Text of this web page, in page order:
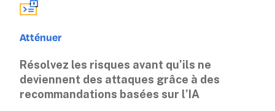
Atténuer
Résolvez les risques avant qu’ils ne
deviennent des attaques grâce à des
recommandations basées sur l’IA